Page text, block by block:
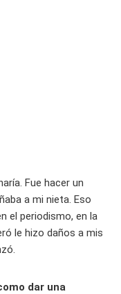
Fue hacer un
a mi nieta. Eso
el periodismo, en la
le hizo daños a mis
dar una